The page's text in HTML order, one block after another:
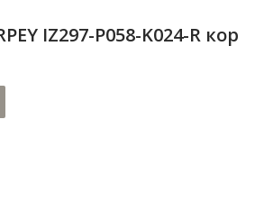
IZ297-P058-K024-R кор